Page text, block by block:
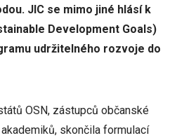
JIC se mimo jiné hlásí k
Development Goals)
udržitelného rozvoje do
OSN, zástupců občanské
skončila formulací